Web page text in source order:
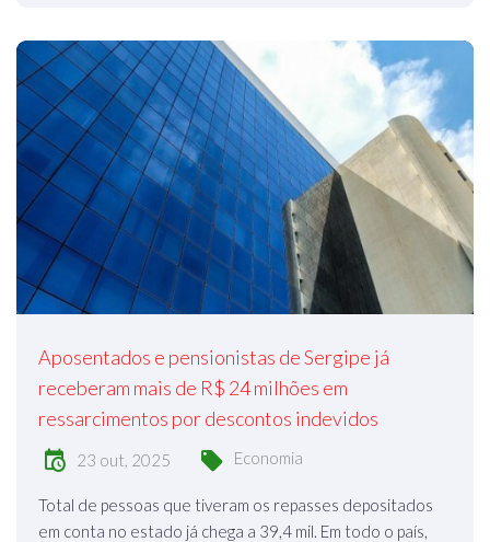
Aposentados e pensionistas de Sergipe já
receberam mais de R$ 24 milhões em
ressarcimentos por descontos indevidos
23 out, 2025 Economia
Total de pessoas que tiveram os repasses depositados
em conta no estado já chega a 39,4 mil. Em todo o país,